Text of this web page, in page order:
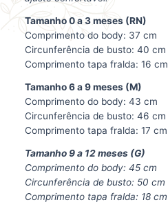
Tamanho 0 a 3 meses (RN)
Comprimento do body: 37 cm
Circunferência de busto: 40 cm
Comprimento tapa fralda: 16 cm
Tamanho 6 a 9 meses (M)
Comprimento do body: 43 cm
Circunferência de busto: 46 cm
Comprimento tapa fralda: 17 cm
Tamanho 9 a 12 meses (G)
Comprimento do body: 45 cm
Circunferência de busto: 50 cm
Comprimento tapa fralda: 18 cm